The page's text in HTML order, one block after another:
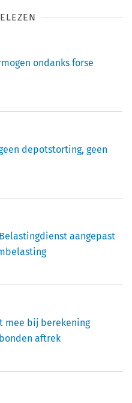
ondanks forse
depotstorting, geen
aangepast
mee bij berekening
aftrek